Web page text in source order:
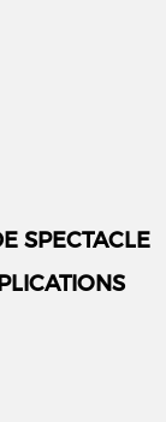
SPECTACLE